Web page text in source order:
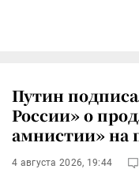
Путин
России» о
амнистии» на
4 августа 2026, 19:44